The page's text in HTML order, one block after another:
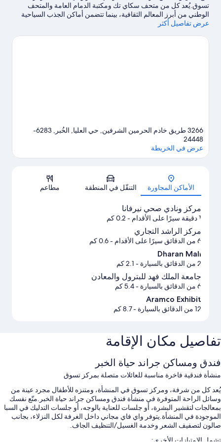
تسوق.يُعد كل من متحف سكاي تك ومكتبة الدمام العامة والمتحف
الوطني من أبرز المعالم الثقافية، بينما تتضمن أماكن الجذب السياحية
عرض تفاصيل أكثر
3266 طريق خادم الحرمين الشرفين, حي العليا, الخُبر, 6283-
24448
عرض في الخريطة
الأماكن المجاورة التنقّل في المنطقة مطاعم
مركز ونادي صحي نيرفانا
1 دقيقة سيرًا على الأقدام - 0.2 كم
مركز الراشد التجاري
6 من الدقائق سيرًا على الأقدام - 0.6 كم
Dharan Mall
2 من الدقائق بالسيارة - 2.1 كم
جامعة الملك فهد للبترول والمعادن
6 من الدقائق بالسيارة - 5.4 كم
Aramco Exhibit
12 من الدقائق بالسيارة - 8.7 كم
تفاصيل مكان الإقامة
فندق ومساكن جراند حياة الخبر
منشأة فندقية فاخرة مناسبة للعائلات متصلة بمركز تسوق
يُعد كل من شرفة، ومركز تسوق في المنشأة، ومتنزه للأطفال مجرد عينة من
وسائل الراحة المتوفرة في منشأة فندق ومساكن جراند حياة الخبر.متّع نفسك
بمعالجات لتقشير البشرة، أو جلسات للعناية بالوجه، أو جلسات التدليك في السبا
الموجودة في المنشأة.يتوفر واي فاي مجاني داخل الغرفة لكل النزلاء، بجانب
صالون لتصفيف الشعر وخدمة الغسيل/التنظيف الجاف.